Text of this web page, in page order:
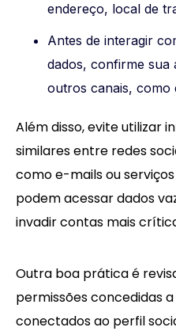
endereço, local de
Antes de interagir
dados, confirme sua
outros canais, como
Além disso, evite utilizar
similares entre redes
como e-mails ou
podem acessar dados
invadir contas mais
Outra boa prática é
permissões concedidas
conectados ao perfil